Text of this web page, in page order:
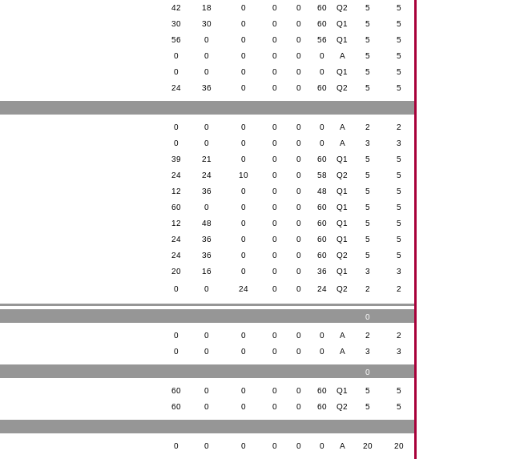
42 18 0 0 0 60 Q2 5 5
30 30 0 0 0 60 Q1 5 5
56 0 0 0 0 56 Q1 5 5
0 0 0 0 0 0 A 5 5
0 0 0 0 0 0 Q1 5 5
24 36 0 0 0 60 Q2 5 5
0 0 0 0 0 0 A 2 2
0 0 0 0 0 0 A 3 3
39 21 0 0 0 60 Q1 5 5
24 24 10 0 0 58 Q2 5 5
12 36 0 0 0 48 Q1 5 5
60 0 0 0 0 60 Q1 5 5
12 48 0 0 0 60 Q1 5 5
24 36 0 0 0 60 Q1 5 5
24 36 0 0 0 60 Q2 5 5
20 16 0 0 0 36 Q1 3 3
0 0 24 0 0 24 Q2 2 2
0
0 0 0 0 0 0 A 2 2
0 0 0 0 0 0 A 3 3
0
60 0 0 0 0 60 Q1 5 5
60 0 0 0 0 60 Q2 5 5
0 0 0 0 0 0 A 20 20